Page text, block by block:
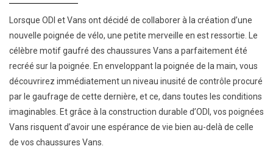
Lorsque ODI et Vans ont décidé de collaborer à la création d’une
nouvelle poignée de vélo, une petite merveille en est ressortie. Le
célèbre motif gaufré des chaussures Vans a parfaitement été
recréé sur la poignée. En enveloppant la poignée de la main, vous
découvrirez immédiatement un niveau inusité de contrôle procuré
par le gaufrage de cette dernière, et ce, dans toutes les conditions
imaginables. Et grâce à la construction durable d’ODI, vos poignées
Vans risquent d’avoir une espérance de vie bien au-delà de celle
de vos chaussures Vans.